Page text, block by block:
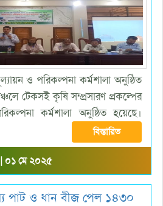
ও পরিকল্পনা কর্মশালা অনুষ্ঠিত
টেকসই কৃষি সম্প্রসারণ প্রকল্পের
কর্মশালা অনুষ্ঠিত হয়েছে।
বিস্তারিত
০১ মে ২০২৫
পাট ও ধান বীজ পেল ১৪৩০